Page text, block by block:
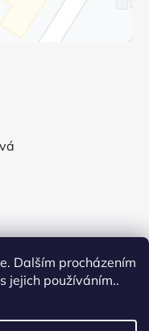
Dalším procházením
jejich používáním..